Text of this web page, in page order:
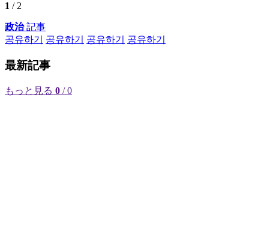
1 / 2
政治記事
공유하기
공유하기 공유하기 공유하기
最新記事
もっと見る 0 / 0